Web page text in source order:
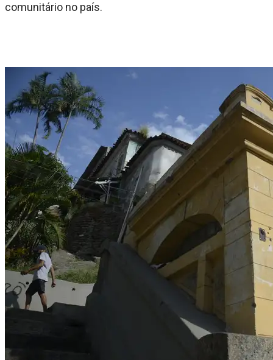
comunitário no país.